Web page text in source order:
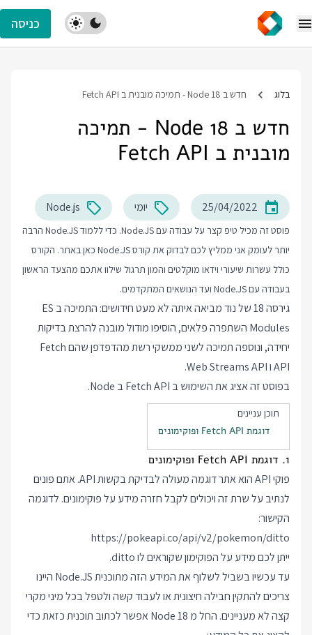
כניסה
בלוג חדש ב Node 18 - תמיכה מובנית ב Fetch API
חדש ב Node 18 - תמיכה
מובנית ב Fetch API
25/04/2022 יומי Node.js
פוסט זה מכיל טיפ קצר על עבודה עם Node.JS. כדי ללמוד Node.JS הרבה
יותר לעומק אני ממליץ לכם לבדוק את קורס Node.JS
כאן באתר. הקורס
כולל עשרות שיעורי וידאו מוקלטים והמון תרגול שילוו אתכם מהצעד הראשון
בעבודה עם Node.JS ועד הנושאים המתקדמים.
גירסה 18 של נוד מביאה איתה לא מעט חידושים: התמיכה ב ES
Modules השתפרה פלאים, הוסיפו מודול מובנה להרצת בדיקות
יחידה, ונוספה תמיכה לשני ממשקי רשת מהדפדפן שהם Fetch
API ו Web Streams API.
בפוסט זה אציג את השימוש ב Fetch API ב Node.
תוכן עניינים
דוגמת Fetch API ופוקימונים
1. דוגמת Fetch API ופוקימונים
פוקי API
הוא אתר דוגמה מעולה לבדיקת בקשות API. אתם פונים
לנתיב על שרת זה ויכולים לקבל חזרה מידע על פוקימונים. לדוגמה
הקישור:
https://pokeapi.co/api/v2/pokemon/ditto
ייתן לכם מידע על הפוקימון שקוראים לו ditto.
עד עכשיו בשביל לשלוף את המידע הזה מתוכנית Node.JS היינו
צריכים להתקין חבילה חיצונית או לעבוד קשה ולטפל בכל מיני מקרי
קצה לא מעניינים. החל מ Node 18 אפשר לכתוב תוכנית כזאת כדי